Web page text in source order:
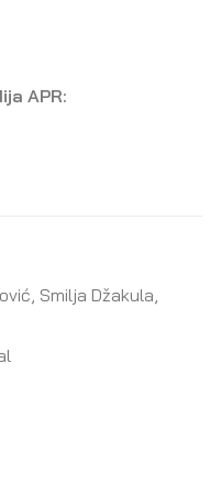
APR:
Smilja Džakula,